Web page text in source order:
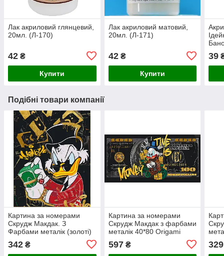
Лак акриловий глянцевий,
20мл. (Л-170)
42 ₴
Купити
Лак акриловий матовий,
20мл. (Л-171)
42₴
Купити
39
Подібні товари компанії
Картина за номерами
Скрудж Макдак. З
Фарбами металік (золоті)
40*50 Origami (LW30051)
342 ₴
Картина за номерами
Скрудж Макдак з фарбами
металік 40*80 Origami
597₴ 329